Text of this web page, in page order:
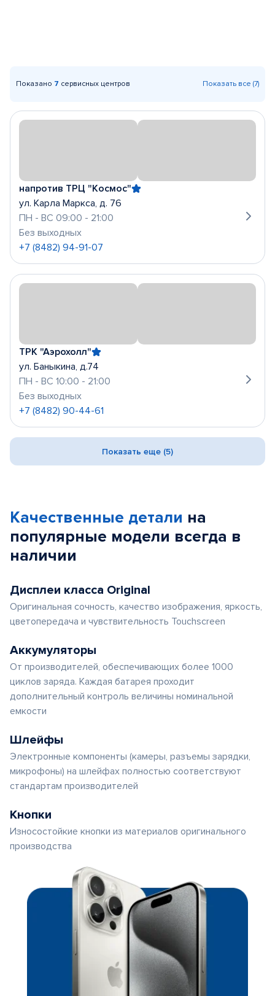
Показано 7 сервисных центров Показать все (7)
напротив ТРЦ "Космос"
ул. Карла Маркса, д. 76
ПН - ВС 09:00 - 21:00
Без выходных
+7 (8482) 94-91-07
ТРК "Аэрохолл"
ул. Баныкина, д.74
ПН - ВС 10:00 - 21:00
Без выходных
+7 (8482) 90-44-61
Показать еще (5)
Качественные детали на
популярные модели всегда в
наличии
Дисплеи класса Original
Оригинальная сочность, качество изображения, яркость,
цветопередача и чувствительность Touchscreen
Аккумуляторы
От производителей, обеспечивающих более 1000
циклов заряда. Каждая батарея проходит
дополнительный контроль величины номинальной
емкости
Шлейфы
Электронные компоненты (камеры, разъемы зарядки,
микрофоны) на шлейфах полностью соответствуют
стандартам производителей
Кнопки
Износостойкие кнопки из материалов оригинального
производства